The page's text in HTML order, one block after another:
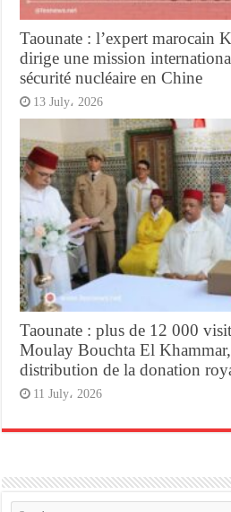
Taounate : l’expert marocain
dirige une mission
sécurité nucléaire en Chine
13 July، 2026
Taounate : plus de 12 000
Moulay Bouchta El
distribution de la donation
11 July، 2026